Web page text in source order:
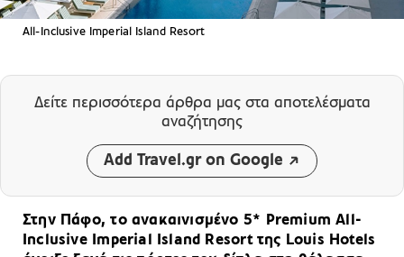
All-Inclusive Imperial Island Resort
Δείτε περισσότερα άρθρα μας στα αποτελέσματα
αναζήτησης
Add Travel.gr on Google
Στην Πάφο, το ανακαινισμένο 5* Premium All-
Inclusive Imperial Island Resort της Louis Hotels